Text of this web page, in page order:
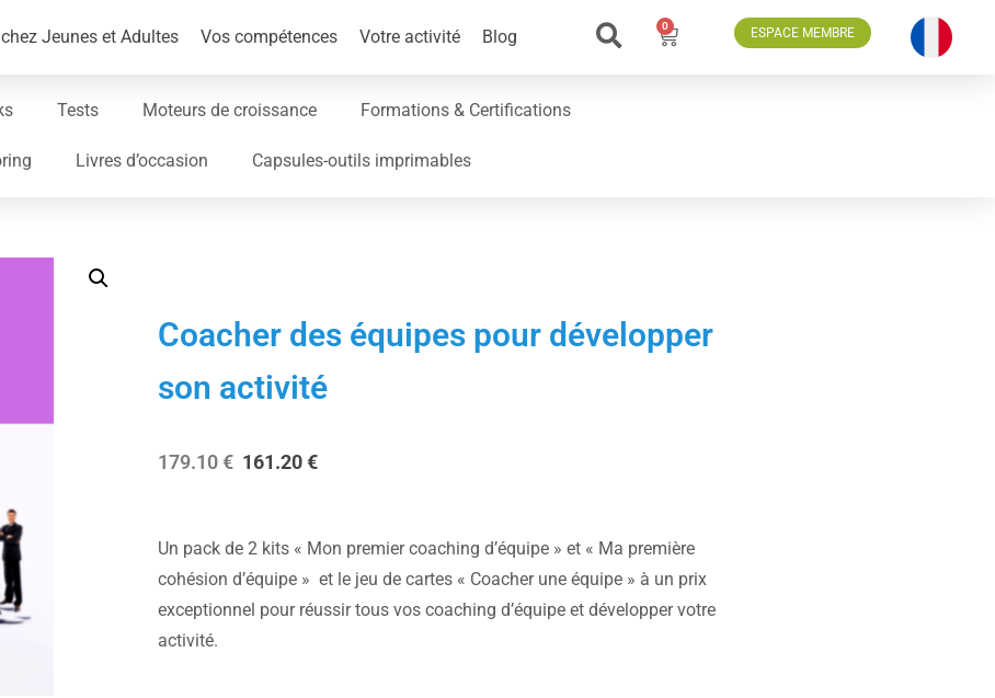
Jeunes et Adultes Vos compétences Votre activité Blog
0 ESPACE MEMBRE
Tests Moteurs de croissance Formations & Certifications
Livres d’occasion Capsules-outils imprimables
Coacher des équipes pour développer
son activité
179.10€ 161.20€
Un pack de 2 kits « Mon premier coaching d’équipe » et « Ma première
cohésion d’équipe » et le jeu de cartes « Coacher une équipe » à un prix
exceptionnel pour réussir tous vos coaching d’équipe et développer votre
activité.